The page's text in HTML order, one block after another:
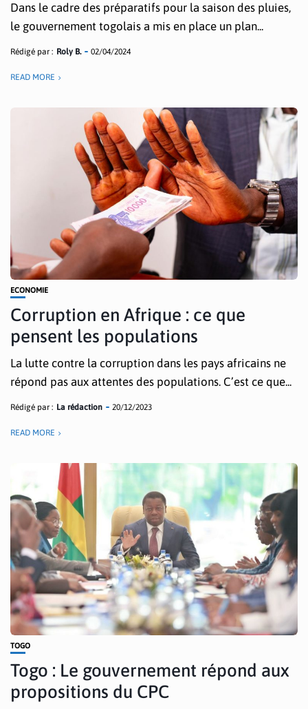
Dans le cadre des préparatifs pour la saison des pluies,
le gouvernement togolais a mis en place un plan...
Rédigé par : Roly B. 02/04/2024
READ MORE
ECONOMIE
Corruption en Afrique : ce que
pensent les populations
La lutte contre la corruption dans les pays africains ne
répond pas aux attentes des populations. C’est ce que...
Rédigé par : La rédaction 20/12/2023
READ MORE
TOGO
Togo : Le gouvernement répond aux
propositions du CPC